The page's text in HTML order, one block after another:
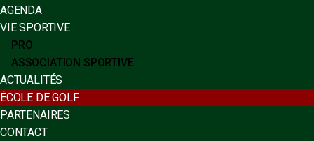
AGENDA
VIE SPORTIVE
PRO
ASSOCIATION SPORTIVE
ACTUALITÉS
ÉCOLE DE GOLF
PARTENAIRES
CONTACT